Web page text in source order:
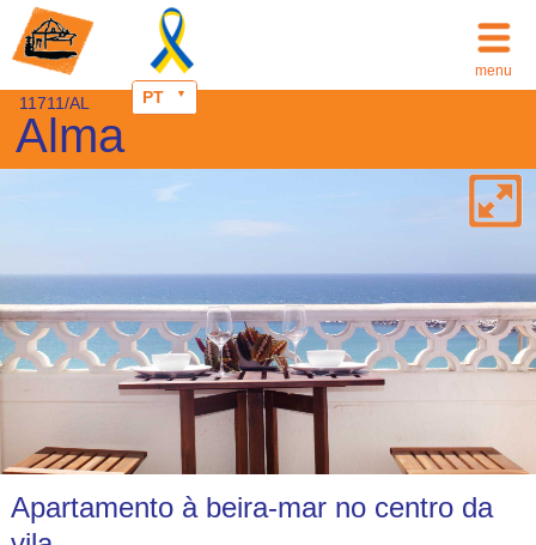
PT
11711/AL
Alma
Apartamento à beira-mar no centro da
menu